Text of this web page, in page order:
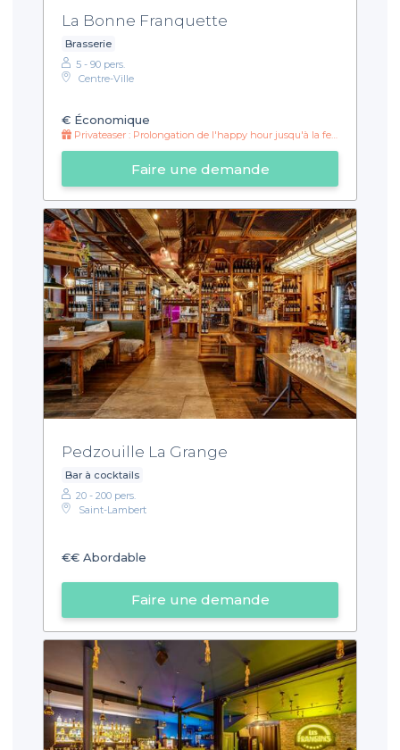
La Bonne Franquette
Brasserie
5 - 90 pers.
Centre-Ville
€ Économique
Privateaser : Prolongation de l'happy hour jusqu'à la fermeture !
Faire une demande
Pedzouille La Grange
Bar à cocktails
20 - 200 pers.
Saint-Lambert
€€ Abordable
Faire une demande